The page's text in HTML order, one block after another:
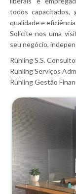
todos capacitados,
qualidade e
Solicite-nos uma
seu negócio,
Rühling S.S.
Rühling Serviços
Rühling Gestão